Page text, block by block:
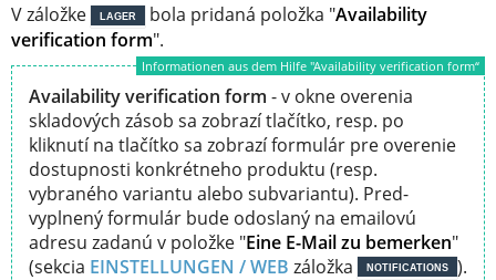
V záložke LAGER bola pridaná položka "Availability
verification form".
Informationen aus dem Hilfe "Availability verification form“
Availability verification form - v okne overenia
skladových zásob sa zobrazí tlačítko, resp. po
kliknutí na tlačítko sa zobrazí formulár pre overenie
dostupnosti konkrétneho produktu (resp.
vybraného variantu alebo subvariantu). Pred-
vyplnený formulár bude odoslaný na emailovú
adresu zadanú v položke "Eine E-Mail zu bemerken"
(sekcia EINSTELLUNGEN / WEB záložka NOTIFICATIONS
).